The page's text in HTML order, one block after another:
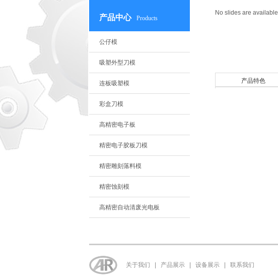
产品中心 Products
公仔模
吸塑外型刀模
连板吸塑模
彩盒刀模
高精密电子板
精密电子胶板刀模
精密雕刻落料模
精密蚀刻模
高精密自动清废光电板
No slides are available
产品特色
关于我们 产品展示 设备展示 联系我们